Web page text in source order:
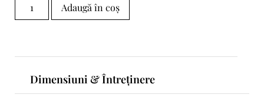
Adaugă în coș
Dimensiuni & Întreținere